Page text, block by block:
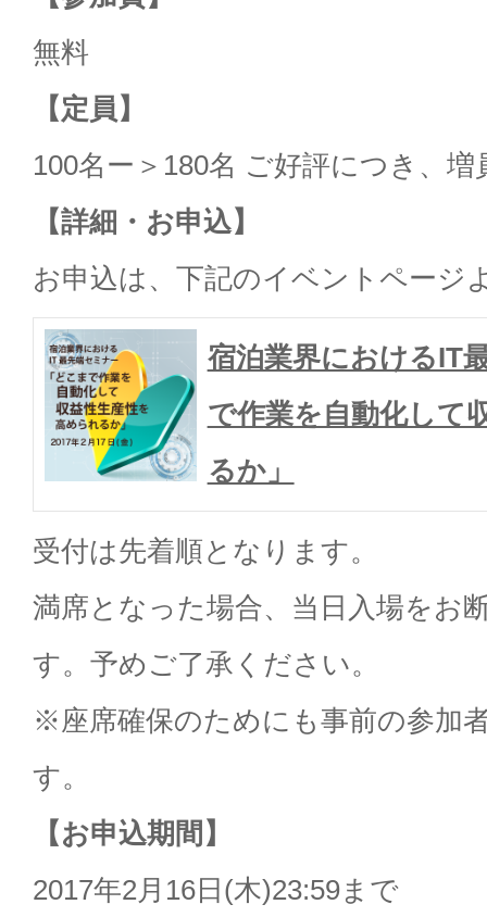
無料
【定員】
100名ー＞180名 ご好評につき、
【詳細・お申込】
お申込は、下記のイベントページ
宿泊業界におけるIT
で作業を自動化して
るか」
受付は先着順となります。
満席となった場合、当日入場をお
す。予めご了承ください。
※座席確保のためにも事前の参加
す。
【お申込期間】
2017年2月16日(木)23:59まで